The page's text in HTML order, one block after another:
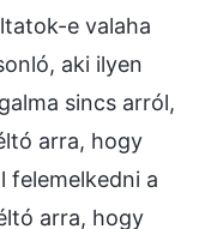
e valaha
aki ilyen
sincs arról,
arra, hogy
felemelkedni a
arra, hogy